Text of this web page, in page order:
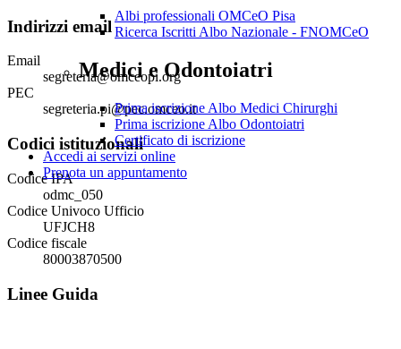
Albi professionali OMCeO Pisa
Ricerca Iscritti Albo Nazionale - FNOMCeO
Medici e Odontoiatri
Prima iscrizione Albo Medici Chirurghi
Prima iscrizione Albo Odontoiatri
Certificato di iscrizione
Accedi ai servizi online
Prenota un appuntamento
Indirizzi email
Email
segreteria@omceopi.org
PEC
segreteria.pi@pec.omceo.it
Codici istituzionali
Codice IPA
odmc_050
Codice Univoco Ufficio
UFJCH8
Codice fiscale
80003870500
Linee Guida